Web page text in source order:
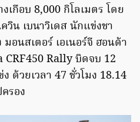
เกือบ 8,000 กิโลเมตร โดย
วิน เบนาวิเดส นักแข่งชา
อนสเตอร์ เอเนอร์จี ฮอนด้า
Rally บิดจบ 12
ด้วยเวลา 47 ชั่วโมง 18.14
รอง